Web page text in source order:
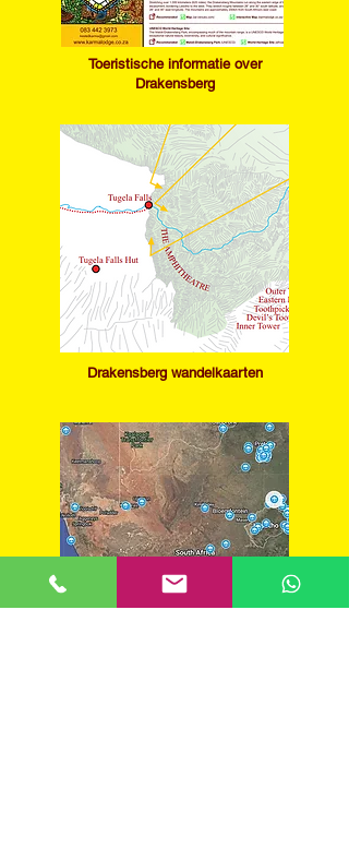
Toeristische informatie over
Drakensberg
Drakensberg wandelkaarten